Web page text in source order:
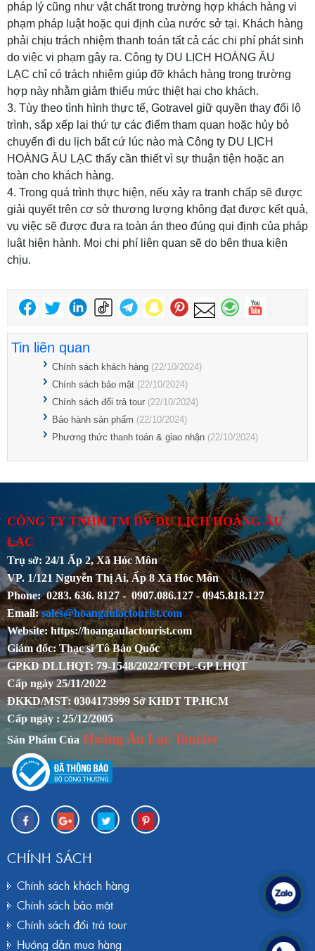
pháp lý cũng như vật chất trong trường hợp khách hàng vi
phạm pháp luật hoặc qui định của nước sở tại. Khách hàng
phải chịu trách nhiệm thanh toán tất cả các chi phí phát sinh
do việc vi phạm gây ra. Công ty DU LỊCH HOÀNG ÂU
LẠC chỉ có trách nhiệm giúp đỡ khách hàng trong trường
hợp này nhằm giảm thiểu mức thiệt hại cho khách.
3. Tùy theo tình hình thực tế, Gotravel giữ quyền thay đổi lộ
trình, sắp xếp lại thứ tự các điểm tham quan hoặc hủy bỏ
chuyến đi du lịch bất cứ lúc nào mà Công ty DU LỊCH
HOÀNG ÂU LẠC thấy cần thiết vì sự thuận tiện hoặc an
toàn cho khách hàng.
4. Trong quá trình thực hiện, nếu xảy ra tranh chấp sẽ được
giải quyết trên cơ sở thương lượng không đạt được kết quả,
vụ việc sẽ được đưa ra toàn án theo đúng qui định của pháp
luật hiện hành. Mọi chi phí liên quan sẽ do bên thua kiện
chịu.
Tin liên quan
Chính sách khách hàng (22/10/2024)
Chính sách bảo mật (22/10/2024)
Chính sách đổi trả tour (22/10/2024)
Bảo hành sản phẩm (22/10/2024)
Phương thức thanh toán & giao nhận (22/10/2024)
CÔNG TY TNHH TM DV DU LỊCH HOÀNG ÂU
LẠC
Trụ sở: 24/1 Ấp 2, Xã Hóc Môn
VP. 1/121 Nguyễn Thị Ai, Ấp 8 Xã Hóc Môn
Phone: 0283. 636. 8127 - 0907.086.127 - 0945.818.127
Email:sales@hoangaulactourist.com
Website: https://hoangaulactourist.com
Giám đốc: Thạc sĩ Tô Bảo Quốc
GPKD DLLHQT: 79-1548/2022/TCDL-GP LHQT
Cấp ngày 25/11/2022
ĐKKD/MST: 0304173999 Sở KHĐT TP.HCM
Cấp ngày : 25/12/2005
Sản Phẩm Của Hoàng Âu Lạc Tourist
CHÍNH SÁCH
Chính sách khách hàng
Chính sách bảo mật
Chính sách đổi trả tour
Hướng dẫn mua hàng